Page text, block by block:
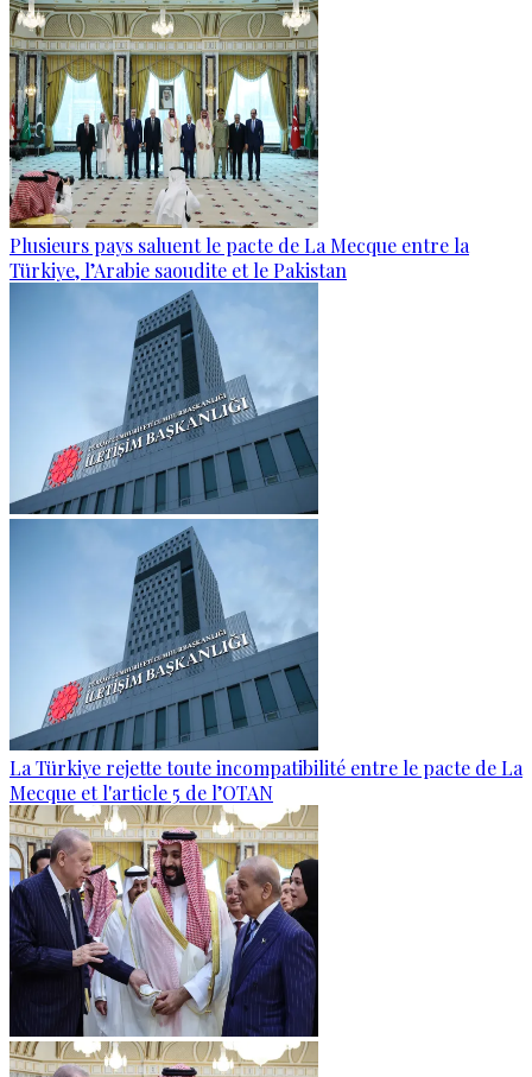
Plusieurs pays saluent le pacte de La Mecque entre la
Türkiye, l’Arabie saoudite et le Pakistan
La Türkiye rejette toute incompatibilité entre le pacte de La
Mecque et l'article 5 de l’OTAN